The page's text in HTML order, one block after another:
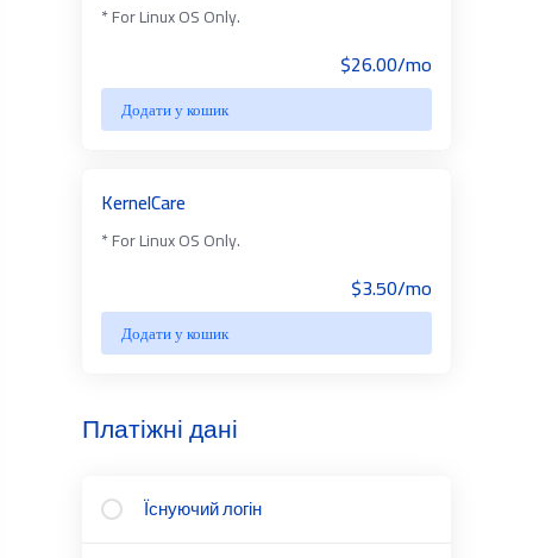
* For Linux OS Only.
Додати у кошик
$26.00/mo
KernelCare
* For Linux OS Only.
Додати у кошик
$3.50/mo
Платіжні дані
Їснуючий логін